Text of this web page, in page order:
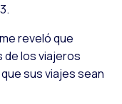
reveló que
los viajeros
sus viajes sean